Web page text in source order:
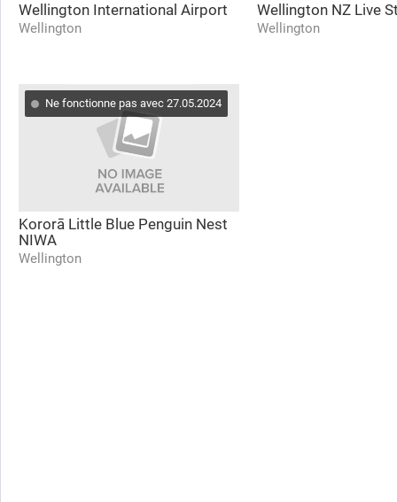
Wellington International Airport
Wellington
Wellington NZ Live
Wellington
Ne fonctionne pas avec 27.05.2024
Kororā Little Blue Penguin Nest
NIWA
Wellington